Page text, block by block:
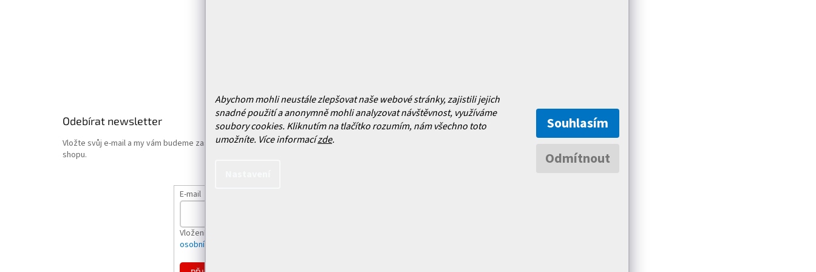
Abychom mohli neustále zlepšovat naše webové stránky, zajistili jejich
snadné použití a anonymně mohli analyzovat návštěvnost, využíváme
soubory cookies. Kliknutím na tlačítko rozumím, nám všechno toto
umožníte. Více informacízde.
Odmítnout
Souhlasím
Odebírat newsletter
Vložte svůj e-mail a my vám budeme zasílat informace o nových produktech na našem e-
shopu.
E-mail
Vložením e-mailu souhlasíte s
osobních údajů
Facebook